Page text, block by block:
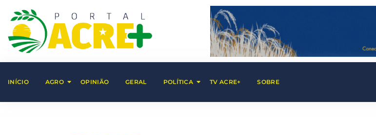
INÍCIO AGRO OPINIÃO GERAL POLÍTICA TV ACRE+ SOBRE